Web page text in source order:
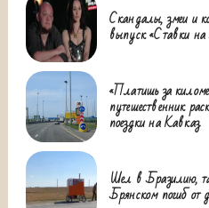
Скандалы, змеи и
выпуск «Ставки
«Платишь за
путешественник
поездки на Кавказ
Шел в Бразилию,
Брянском погиб от